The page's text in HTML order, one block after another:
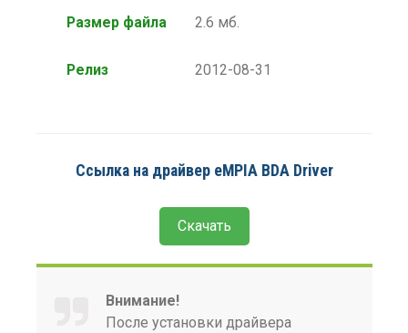
Размер файла 2.6 мб.
Релиз 2012-08-31
Ссылка на драйвер eMPIA BDA Driver
Скачать
Внимание!
После установки драйвера